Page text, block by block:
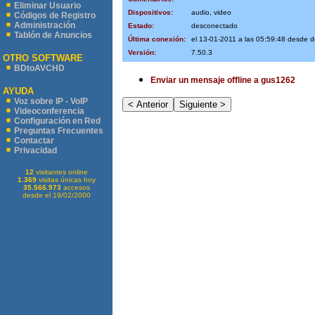
Eliminar Usuario
Códigos de Registro
Administración
Tablón de Anuncios
OTRO SOFTWARE
BDtoAVCHD
AYUDA
Voz sobre IP - VoIP
Videoconferencia
Configuración en Red
Preguntas Frecuentes
Contactar
Privacidad
12 visitantes online
1.369visitas únicas hoy
35.566.973 accesos
desde el 19/02/2000
Dispositivos:
audio, video
Estado:
desconectado
Última conexión:
el 13-01-2011 a las 05:59:48 desde
Versión:
7.50.3
Enviar un mensaje offline a gus1262